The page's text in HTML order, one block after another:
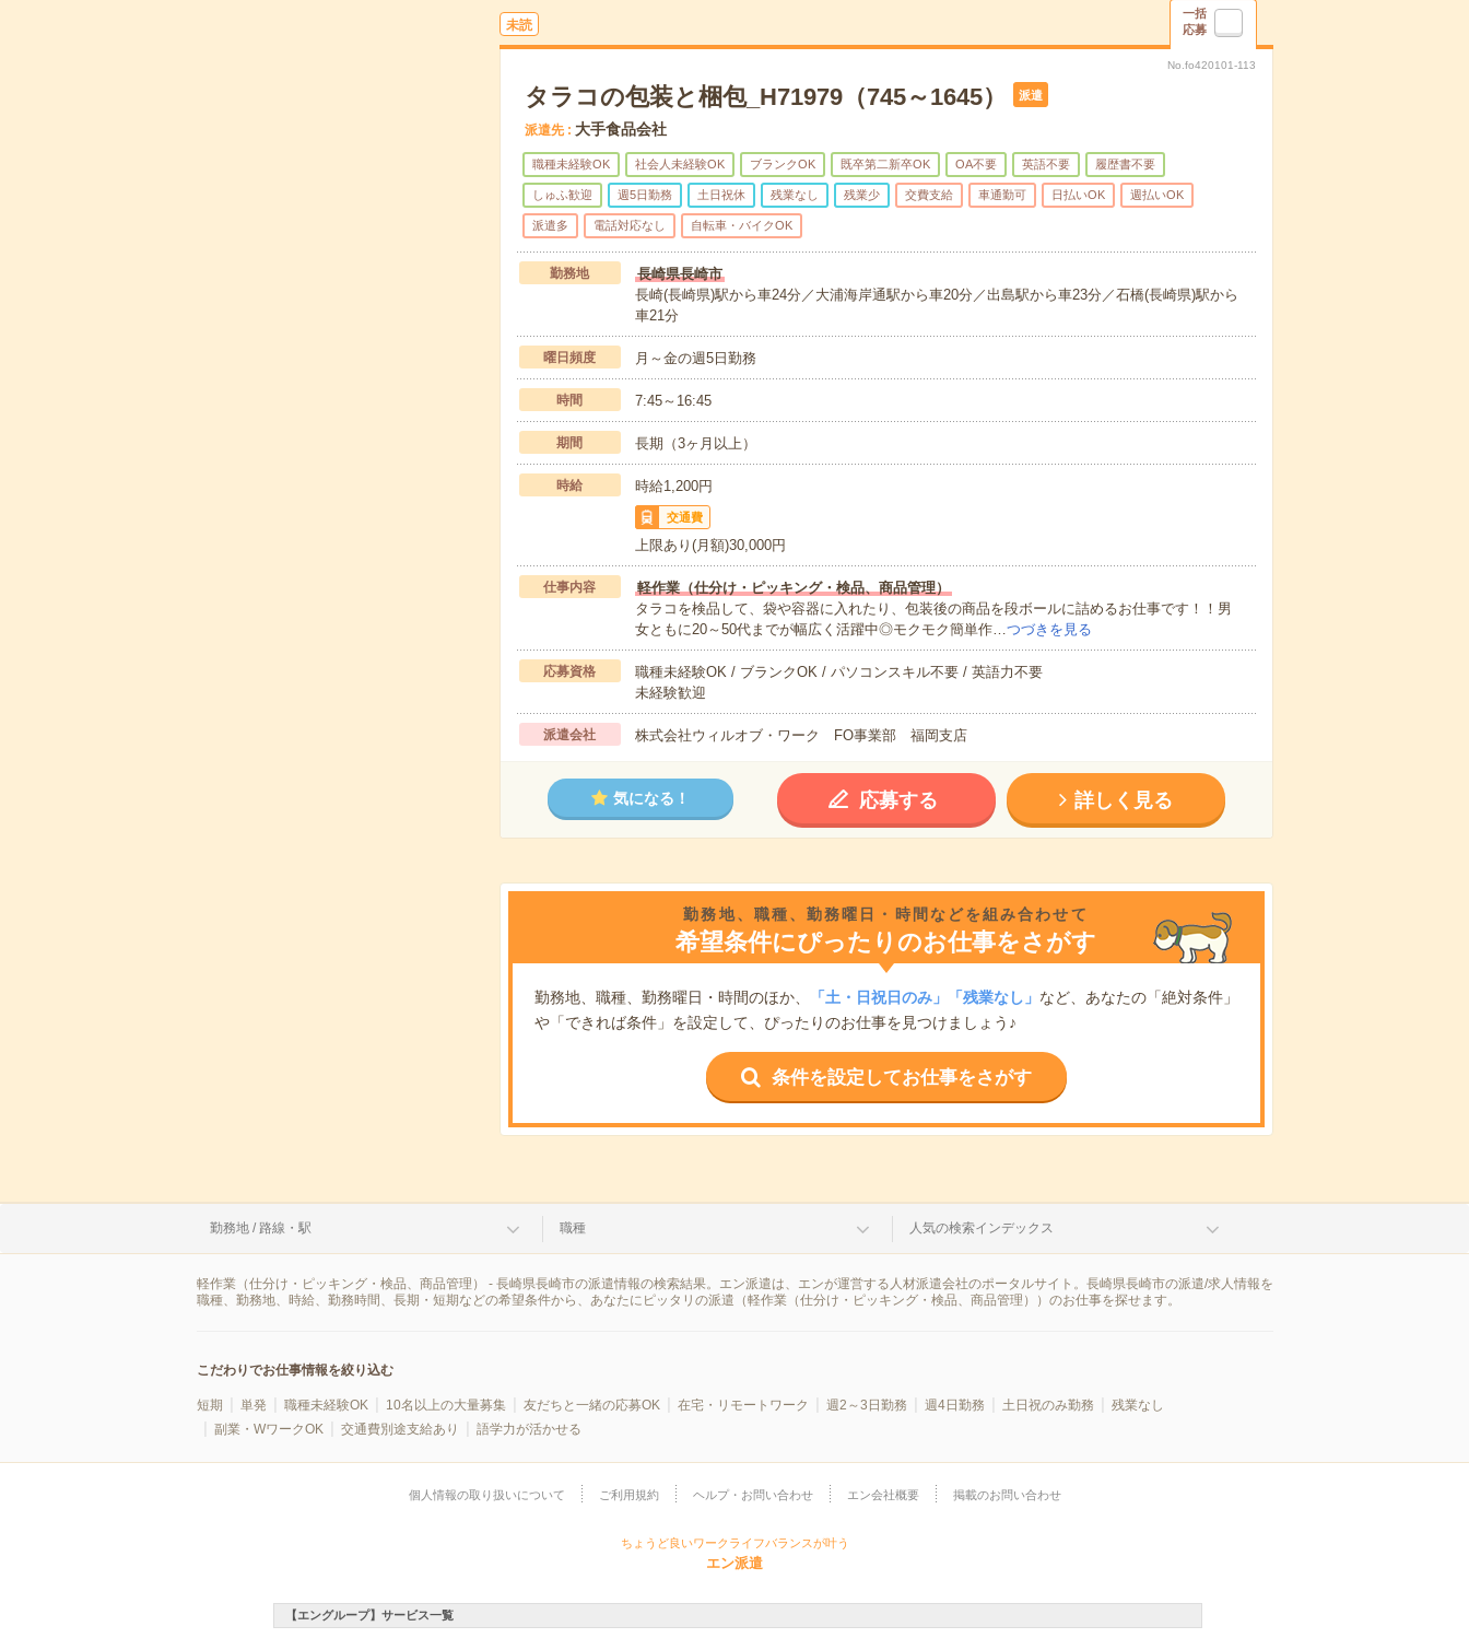
未読
一括
応募
No.fo420101-113
タラコの包装と梱包_H71979（745～1645） 派遣
派遣先 大手食品会社
職種未経験OK 社会人未経験OK ブランクOK 既卒第二新卒OK OA不要 英語不要 履歴書不要
しゅふ歓迎 週5日勤務 土日祝休 残業なし 残業少 交費支給 車通勤可 日払いOK 週払いOK
派遣多 電話対応なし 自転車・バイクOK
勤務地
長崎県長崎市
長崎(長崎県)駅から車24分／大浦海岸通駅から車20分／出島駅から車23分／石橋(長崎県)駅から
車21分
曜日頻度 月～金の週5日勤務
時間 7:45～16:45
期間 長期（3ヶ月以上）
時給 時給1,200円
交通費
上限あり(月額)30,000円
仕事内容
軽作業（仕分け・ピッキング・検品、商品管理）
タラコを検品して、袋や容器に入れたり、包装後の商品を段ボールに詰めるお仕事です！！男
女ともに20～50代までが幅広く活躍中◎モクモク簡単作… つづきを見る
応募資格
職種未経験OK / ブランクOK / パソコンスキル不要 / 英語力不要
未経験歓迎
派遣会社 株式会社ウィルオブ・ワーク FO事業部 福岡支店
気になる！ 応募する 詳しく見る
勤務地、職種、勤務曜日・時間などを組み合わせて
希望条件にぴったりのお仕事をさがす
勤務地、職種、勤務曜日・時間のほか、 「土・日祝日のみ」「残業なし」 など、あなたの「絶対条件」
や「できれば条件」を設定して、ぴったりのお仕事を見つけましょう♪
条件を設定してお仕事をさがす
勤務地 / 路線・駅 職種 人気の検索インデックス
軽作業（仕分け・ピッキング・検品、商品管理） - 長崎県長崎市の派遣情報の検索結果。エン派遣は、エンが運営する人材派遣会社のポータルサイト。長崎県長崎市の派遣/求人情報を
職種、勤務地、時給、勤務時間、長期・短期などの希望条件から、あなたにピッタリの派遣（軽作業（仕分け・ピッキング・検品、商品管理））のお仕事を探せます。
こだわりでお仕事情報を絞り込む
短期 単発 職種未経験OK 10名以上の大量募集 友だちと一緒の応募OK 在宅・リモートワーク 週2～3日勤務 週4日勤務 土日祝のみ勤務
残業なし
副業・WワークOK
交通費別途支給あり 語学力が活かせる
個人情報の取り扱いについて ご利用規約 ヘルプ・お問い合わせ エン会社概要 掲載のお問い合わせ
ちょうど良いワークライフバランスが叶う
エン派遣
【エングループ】サービス一覧